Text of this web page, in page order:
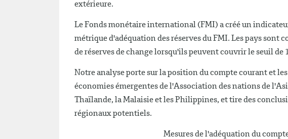
extérieure.
Le Fonds monétaire international (FMI) a créé un
métrique d'adéquation des réserves du FMI. Les pays sont
de réserves de change lorsqu'ils peuvent couvrir le seuil de
Notre analyse porte sur la position du compte courant et
économies émergentes de l'Association des nations de
Thaïlande, la Malaisie et les Philippines, et tire des
régionaux potentiels.
Mesures de l'adéquation du